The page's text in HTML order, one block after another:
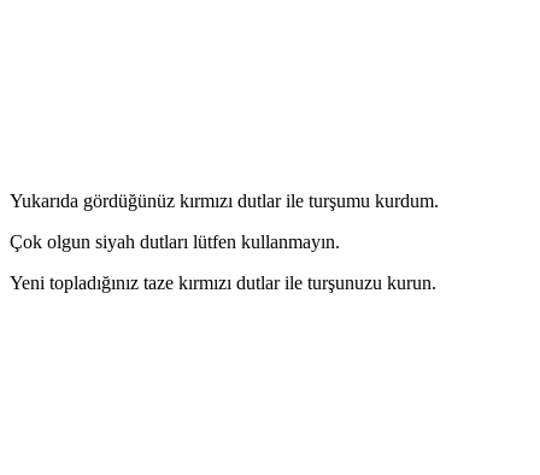
Yukarıda gördüğünüz kırmızı dutlar ile turşumu kurdum.
Çok olgun siyah dutları lütfen kullanmayın.
Yeni topladığınız taze kırmızı dutlar ile turşunuzu kurun.